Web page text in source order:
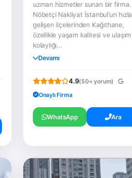
uzman hizmetler sunan bir firma.
Nöbetçi Nakliyat İstanbul’un hızla
gelişen ilçelerinden Kağıthane,
özellikle yaşam kalitesi ve ulaşım
kolaylığı...
Devamı
4.9(50+ yorum)
Onaylı Firma
WhatsApp Ara